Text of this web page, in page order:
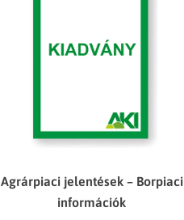
Agrárpiaci jelentések – Borpiaci
információk